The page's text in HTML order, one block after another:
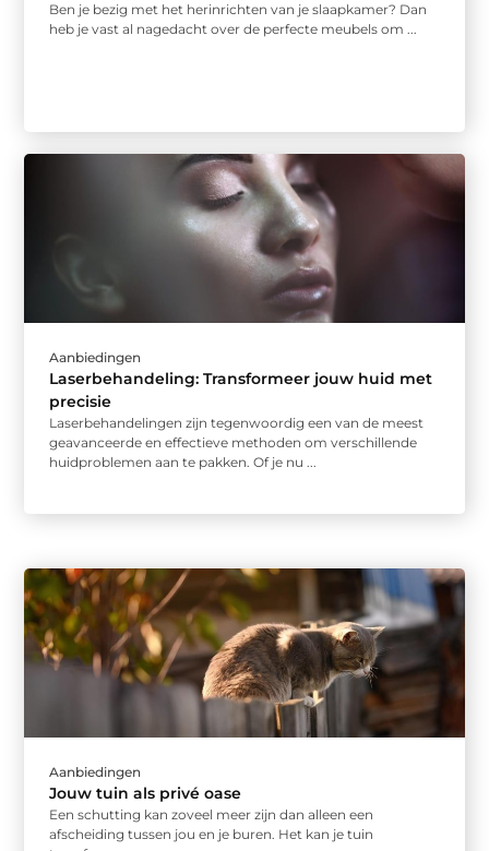
Ben je bezig met het herinrichten van je slaapkamer? Dan
heb je vast al nagedacht over de perfecte meubels om ...
Aanbiedingen
Laserbehandeling: Transformeer jouw huid met
precisie
Laserbehandelingen zijn tegenwoordig een van de meest
geavanceerde en effectieve methoden om verschillende
huidproblemen aan te pakken. Of je nu ...
Aanbiedingen
Jouw tuin als privé oase
Een schutting kan zoveel meer zijn dan alleen een
afscheiding tussen jou en je buren. Het kan je tuin